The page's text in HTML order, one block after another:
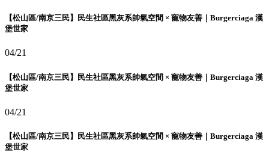
【松山區/南京三民】民生社區黑灰系帥氣空間 × 寵物友善｜Burgerciaga 漢
堡世家
04/21
【松山區/南京三民】民生社區黑灰系帥氣空間 × 寵物友善｜Burgerciaga 漢
堡世家
04/21
【松山區/南京三民】民生社區黑灰系帥氣空間 × 寵物友善｜Burgerciaga 漢
堡世家